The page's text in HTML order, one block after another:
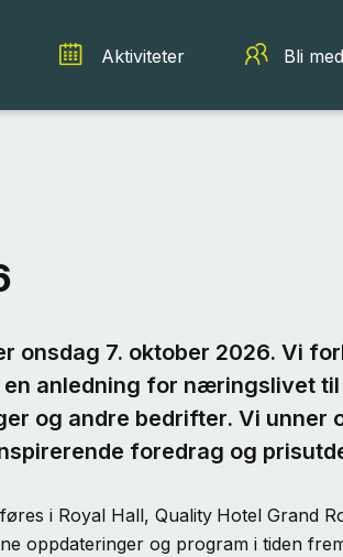
Aktiviteter Bli
onsdag 7. oktober 2026. Vi
anledning for næringslivet
og andre bedrifter. Vi unner
foredrag og
i Royal Hall, Quality Hotel Grand
oppdateringer og program i tiden